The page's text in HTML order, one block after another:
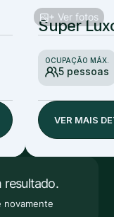
+ Ver fotos
Super
OCUPAÇÃO MÁX.
5 pessoas
VER MAIS
resultado.
novamente